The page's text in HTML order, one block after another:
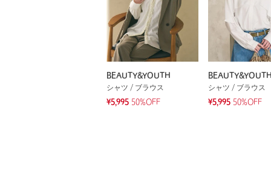
BEAUTY&YOUTH
シャツ / ブラウス
¥5,995 50%OFF
シャツ / ブラウス
¥5,995 50%OFF